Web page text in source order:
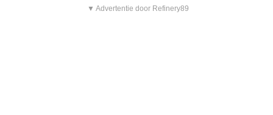
▼ Advertentie door Refinery89